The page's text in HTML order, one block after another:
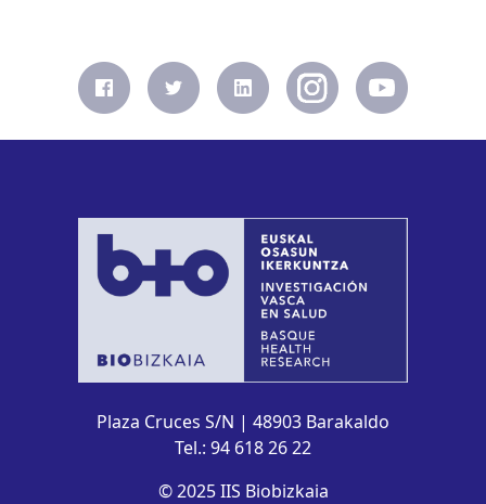
Plaza Cruces S/N | 48903 Barakaldo
Tel.: 94 618 26 22
© 2025 IIS Biobizkaia